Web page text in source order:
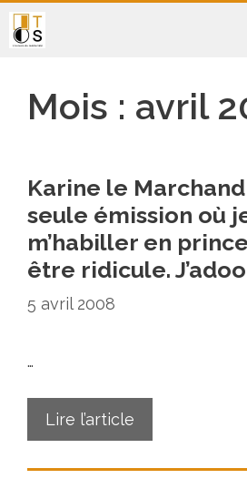
Aller
au
Mois : avril
Karine le Marchand
seule émission où
m’habiller en
être ridicule.
5 avril 2008
…
Lire l’article